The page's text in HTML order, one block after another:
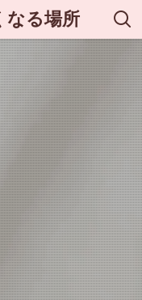
なる場所